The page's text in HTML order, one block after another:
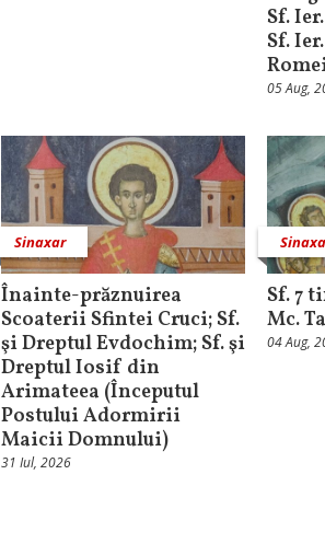
Sf.
Sf.
05 Aug,
Sinaxar
Înainte-prăznuirea
Scoaterii Sfintei Cruci; Sf.
şi Dreptul Evdochim; Sf. şi
Dreptul Iosif din
Arimateea (Începutul
Postului Adormirii
Maicii Domnului)
31 Iul, 2026
Sf. 7
Mc.
04 Aug,